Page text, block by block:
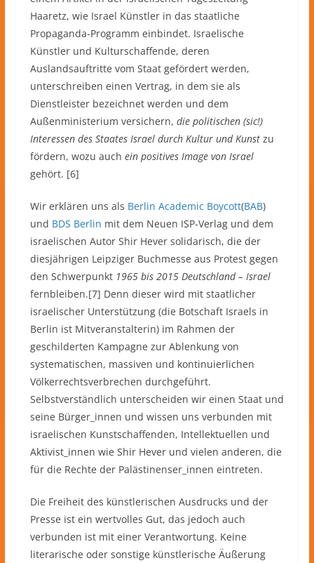
Haaretz, wie Israel Künstler in das staatliche
Propaganda-Programm einbindet. Israelische
Künstler und Kulturschaffende, deren
Auslandsauftritte vom Staat gefördert werden,
unterschreiben einen Vertrag, in dem sie als
Dienstleister bezeichnet werden und dem
Außenministerium versichern, die politischen (sic!)
Interessen des Staates Israel durch Kultur und Kunstzu
fördern, wozu auch ein positives Image von Israel
gehört. [6]
Wir erklären uns als Berlin Academic Boycott(BAB)
und BDS Berlin mit dem Neuen ISP-Verlag und dem
israelischen Autor Shir Hever solidarisch, die der
diesjährigen Leipziger Buchmesse aus Protest gegen
den Schwerpunkt 1965 bis 2015 Deutschland – Israel
fernbleiben.[7] Denn dieser wird mit staatlicher
israelischer Unterstützung (die Botschaft Israels in
Berlin ist Mitveranstalterin) im Rahmen der
geschilderten Kampagne zur Ablenkung von
systematischen, massiven und kontinuierlichen
Völkerrechtsverbrechen durchgeführt.
Selbstverständlich unterscheiden wir einen Staat und
seine Bürger_innen und wissen uns verbunden mit
israelischen Kunstschaffenden, Intellektuellen und
Aktivist_innen wie Shir Hever und vielen anderen, die
für die Rechte der Palästinenser_innen eintreten.
Die Freiheit des künstlerischen Ausdrucks und der
Presse ist ein wertvolles Gut, das jedoch auch
verbunden ist mit einer Verantwortung. Keine
literarische oder sonstige künstlerische Äußerung